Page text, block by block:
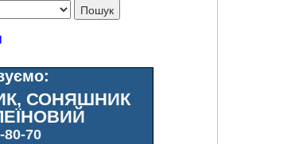
СОНЯШНИК
80-70